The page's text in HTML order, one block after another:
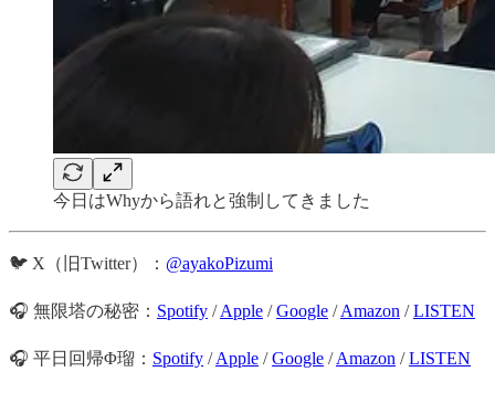
今日はWhyから語れと強制してきました
🐦 X（旧Twitter）： @ayakoPizumi
🎧 無限塔の秘密： Spotify /Apple /Google /Amazon /LISTEN
🎧 平日回帰Φ瑠： Spotify /Apple /Google /Amazon /LISTEN